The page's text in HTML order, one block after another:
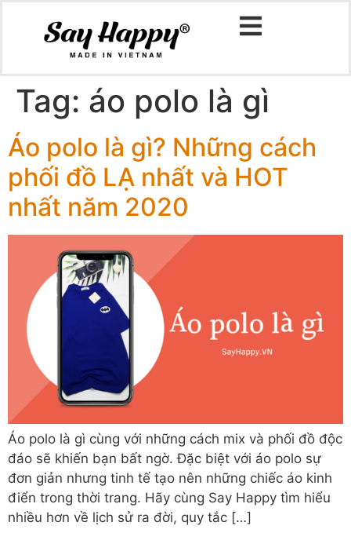
Tag: áo polo là gì
Áo polo là gì? Những cách
phối đồ LẠ nhất và HOT
nhất năm 2020
Áo polo là gì cùng với những cách mix và phối đồ độc
đáo sẽ khiến bạn bất ngờ. Đặc biệt với áo polo sự
đơn giản nhưng tinh tế tạo nên những chiếc áo kinh
điển trong thời trang. Hãy cùng Say Happy tìm hiểu
nhiều hơn về lịch sử ra đời, quy tắc […]